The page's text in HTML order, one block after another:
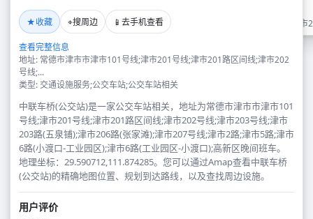
★收藏 ⌖搜周边 📱 去手机查看
查看完整信息
地址: 常德市津市市津市101号线;津市201号线;津市201路区间线;津市202
号线;...
类型: 交通设施服务;公交车站;公交车站相关
中联车桥(公交站)是一家公交车站相关，地址为常德市津市市津市101
号线;津市201号线;津市201路区间线;津市202号线;津市203号线;津市
203路(五泉铺);津市206路(张家滩);津市207号线;津市2路;津市5路;津市
6路(小渡口-工业园区);津市6路(工业园区-小渡口);高新区晚间班车。
地理坐标：29.590712,111.874285。您可以通过Amap查看中联车桥
(公交站)的精确地图位置、规划到达路线，以及查找周边设施。
用户评价
常德市津市市津市101号线;津